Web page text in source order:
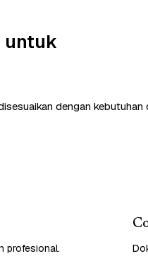
untuk
dengan kebutuhan
profesional.